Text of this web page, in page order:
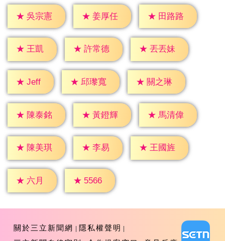
★ 吳宗憲 ★ 姜厚任 ★ 田路路
★ 王凱 ★ 許常德 ★ 丟丟妹
★ Jeff ★ 邱瓈寬 ★ 關之琳
★ 陳泰銘 ★ 黃鐙輝 ★ 馬清偉
★ 陳美琪 ★ 李易 ★ 王國旌
★ 六月 ★ 5566
關於三立新聞網
隱私權聲明